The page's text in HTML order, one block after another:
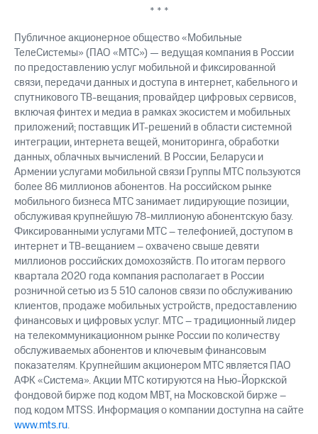
именных
облигаций
Другое
Регистратор
Реквизиты
Контакты
развитие
деловая этика
На главную
* * *
Публичное акционерное общество «Мобильные
ТелеСистемы» (ПАО «МТС») — ведущая компания в России
по предоставлению услуг мобильной и фиксированной
связи, передачи данных и доступа в интернет, кабельного и
спутникового ТВ-вещания; провайдер цифровых сервисов,
включая финтех и медиа в рамках экосистем и мобильных
приложений; поставщик ИТ-решений в области системной
интеграции, интернета вещей, мониторинга, обработки
данных, облачных вычислений. В России, Беларуси и
Армении услугами мобильной связи Группы МТС пользуются
более 86 миллионов абонентов. На российском рынке
мобильного бизнеса МТС занимает лидирующие позиции,
обслуживая крупнейшую 78-миллионую абонентскую базу.
Фиксированными услугами МТС – телефонией, доступом в
интернет и ТВ-вещанием – охвачено свыше девяти
миллионов российских домохозяйств. По итогам первого
квартала 2020 года компания располагает в России
розничной сетью из 5 510 салонов связи по обслуживанию
клиентов, продаже мобильных устройств, предоставлению
финансовых и цифровых услуг. МТС – традиционный лидер
на телекоммуникационном рынке России по количеству
обслуживаемых абонентов и ключевым финансовым
показателям. Крупнейшим акционером МТС является ПАО
АФК «Система». Акции МТС котируются на Нью-Йоркской
фондовой бирже под кодом MBT, на Московской бирже –
под кодом MTSS. Информация о компании доступна на сайте
www.mts.ru.